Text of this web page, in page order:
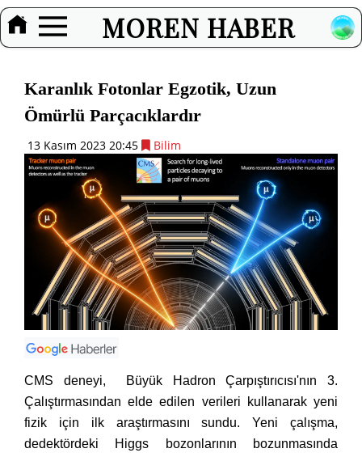
MOREN HABER
Karanlık Fotonlar Egzotik, Uzun
Ömürlü Parçacıklardır
13 Kasım 2023 20:45 Bilim
CMS deneyi, Büyük Hadron Çarpıştırıcısı'nın 3.
Çalıştırmasından elde edilen verileri kullanarak yeni
fizik için ilk araştırmasını sundu. Yeni çalışma,
dedektördeki Higgs bozonlarının bozunmasında